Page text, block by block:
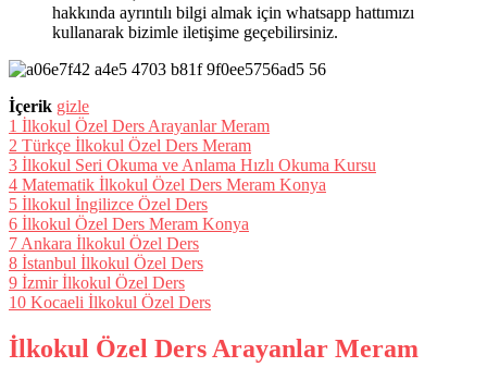
hakkında ayrıntılı bilgi almak için whatsapp hattımızı
kullanarak bizimle iletişime geçebilirsiniz.
İçerik gizle
1 İlkokul Özel Ders Arayanlar Meram
2 Türkçe İlkokul Özel Ders Meram
3 İlkokul Seri Okuma ve Anlama Hızlı Okuma Kursu
4 Matematik İlkokul Özel Ders Meram Konya
5 İlkokul İngilizce Özel Ders
6 İlkokul Özel Ders Meram Konya
7 Ankara İlkokul Özel Ders
8 İstanbul İlkokul Özel Ders
9 İzmir İlkokul Özel Ders
10 Kocaeli İlkokul Özel Ders
İlkokul Özel Ders Arayanlar Meram